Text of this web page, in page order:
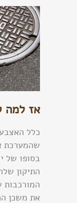
אז למה
כלל
שהמערכת
בסופו של
התיקון
המורכבות
את משכן